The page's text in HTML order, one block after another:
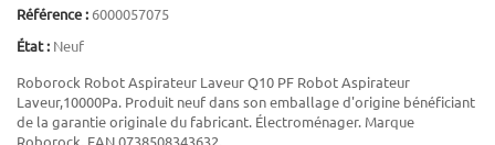
Référence : 6000057075
État : Neuf
Roborock Robot Aspirateur Laveur Q10 PF Robot Aspirateur
Laveur,10000Pa. Produit neuf dans son emballage d'origine bénéficiant
de la garantie originale du fabricant. Électroménager. Marque
Roborock. EAN 0738508343632.